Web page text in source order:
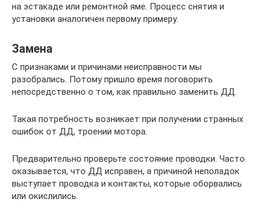
на эстакаде или ремонтной яме. Процесс снятия и
установки аналогичен первому примеру.
Замена
С признаками и причинами неисправности мы
разобрались. Потому пришло время поговорить
непосредственно о том, как правильно заменить ДД.
Такая потребность возникает при получении странных
ошибок от ДД, троении мотора.
Предварительно проверьте состояние проводки. Часто
оказывается, что ДД исправен, а причиной неполадок
выступает проводка и контакты, которые оборвались
или окислились.